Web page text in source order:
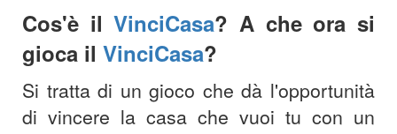
Cos'è ilVinciCasa? A che ora si
gioca il VinciCasa?
Si tratta di un gioco che dà l'opportunità
di vincere la casa che vuoi tu con un